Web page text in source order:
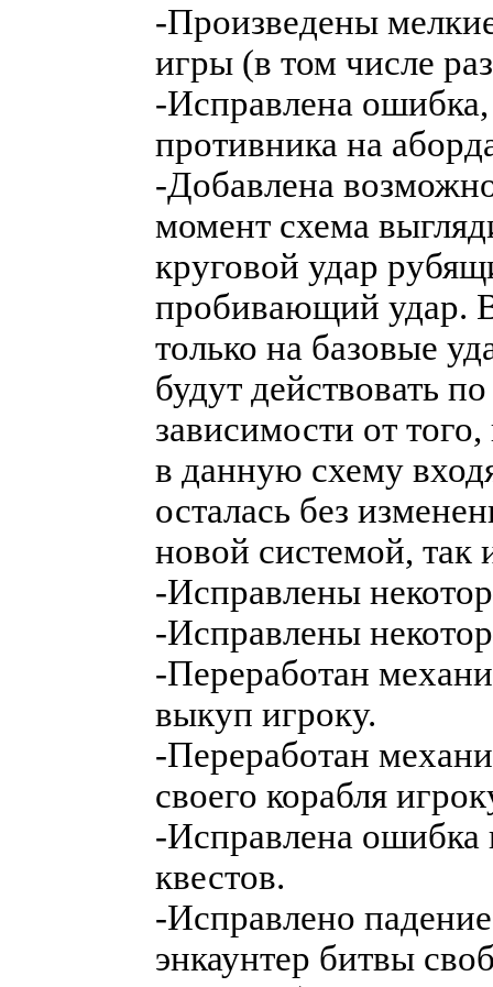
-Произведены
игры (в том числе
-Исправлена
противника на
-Добавлена
момент схема
круговой удар
пробивающий удар.
только на базовые
будут действовать
зависимости от
в данную схему
осталась без
новой системой, так
-Исправлены
-Исправлены
-Переработан
выкуп игроку.
-Переработан
своего корабля
-Исправлена ошибка
квестов.
-Исправлено
энкаунтер битвы